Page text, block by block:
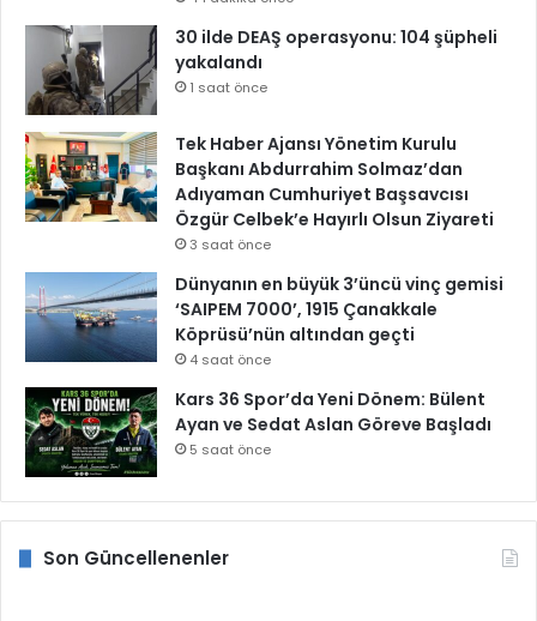
30 ilde DEAŞ operasyonu: 104 şüpheli
yakalandı
1 saat önce
Tek Haber Ajansı Yönetim Kurulu
Başkanı Abdurrahim Solmaz’dan
Adıyaman Cumhuriyet Başsavcısı
Özgür Celbek’e Hayırlı Olsun Ziyareti
3 saat önce
Dünyanın en büyük 3’üncü vinç gemisi
‘SAIPEM 7000’, 1915 Çanakkale
Köprüsü’nün altından geçti
4 saat önce
Kars 36 Spor’da Yeni Dönem: Bülent
Ayan ve Sedat Aslan Göreve Başladı
5 saat önce
Son Güncellenenler